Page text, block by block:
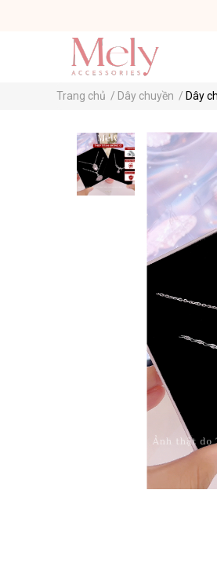
Trang chủ / Dây chuyền / Dây